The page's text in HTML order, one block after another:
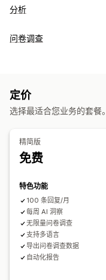
分析
客户行为
AI 洞察
视觉和报告
问卷调查
多页面
提交管理
定价
选择最适合您业务的套餐。
精简版
免费
特色功能
100 条回复/月
每周 AI 洞察
无限量问卷调查
支持多语言
导出问卷调查数据
自动化报告